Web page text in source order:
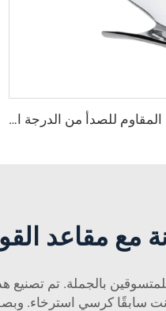
مرساة سفينة من الفولاذ المقاوم للصدأ من الدرجة البحرية 316 بنمط كlaw بروس
مع مقاعد
بالجملة. تم تصنيع
الكابتن، 27 بوصة، صُممت للراحة،